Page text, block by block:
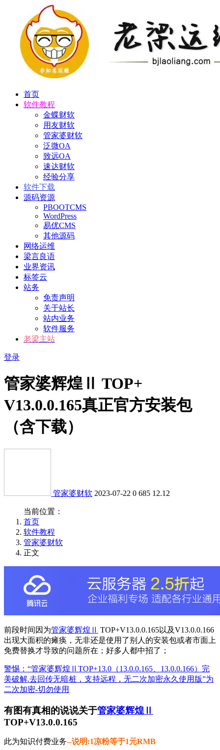
首页
软件教程
金蝶财软
用友财软
管家婆财软
泛微OA
致远OA
速达财软
经验分享
软件下载
源码资源
PBOOTCMS
WordPress
易优CMS
其他源码
网络运维
梁言良语
业界资讯
标签云
站务
免责声明
关于站长
站内业务
软件服务
老梁主站
登录
管家婆辉煌Ⅱ TOP+
V13.0.0.165真正官方安装包
（含下载）
管家婆财软 2023-07-22 0 685 12.12
当前位置：
首页
软件教程
管家婆财软
正文
前段时间因为管家婆辉煌Ⅱ TOP+V13.0.0.165以及V13.0.0.166
出现大面积的瘫痪，无非还是使用了别人的安装包或者市面上
免费替换才导致的问题所在；好多人都中招了；
警惕：“管家婆辉煌ⅡTOP+13.0（13.0.0.165、13.0.0.166）完
美破解.去回传无暗桩，支持远程，无二次加密永久使用版”为
二次加密-切勿使用
有图有真相的说说关于管家婆辉煌Ⅱ
TOP+V13.0.0.165
此为知识付费业务--说明:1凉粉等于1元RMB